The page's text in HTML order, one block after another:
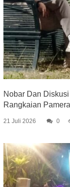
Nobar Dan
Rangkaian
21 Juli 2026 0